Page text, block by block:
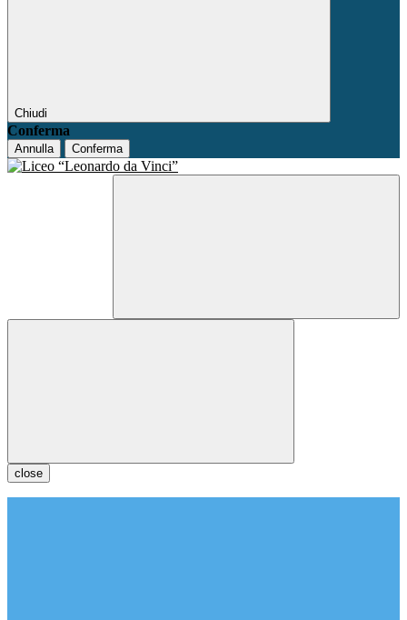
Chiudi
Conferma
Annulla Conferma
close